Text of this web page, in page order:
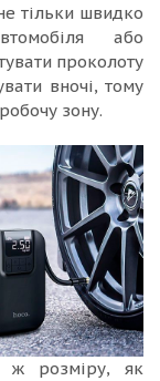
тільки швидко
або
проколоту
вночі, тому
зону.
ж розміру, як